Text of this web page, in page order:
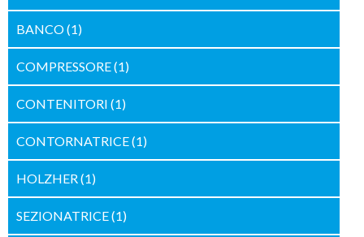
BANCO(1)
COMPRESSORE(1)
CONTENITORI (1)
CONTORNATRICE(1)
HOLZHER (1)
SEZIONATRICE(1)